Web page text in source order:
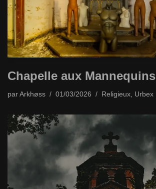
Chapelle aux Mannequins
par Arkhøss 01/03/2026 Religieux, Urbex